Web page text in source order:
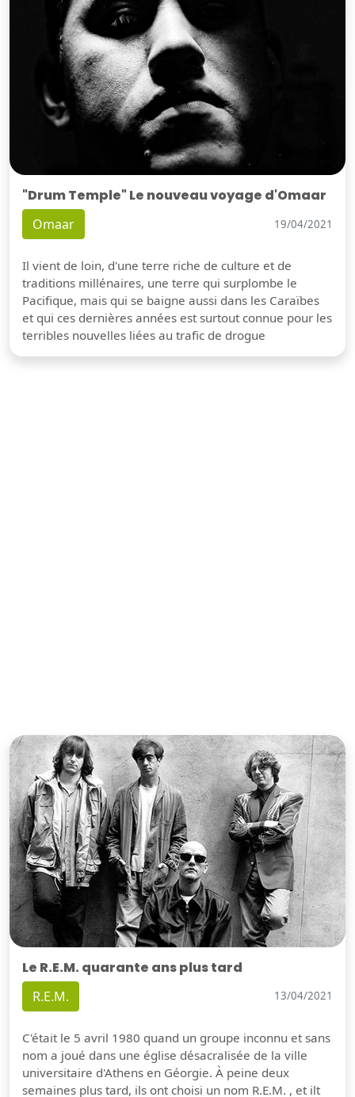
"Drum Temple" Le nouveau voyage d'Omaar
Omaar 19/04/2021
Il vient de loin, d'une terre riche de culture et de
traditions millénaires, une terre qui surplombe le
Pacifique, mais qui se baigne aussi dans les Caraïbes
et qui ces dernières années est surtout connue pour les
terribles nouvelles liées au trafic de drogue
Le R.E.M. quarante ans plus tard
R.E.M. 13/04/2021
C'était le 5 avril 1980 quand un groupe inconnu et sans
nom a joué dans une église désacralisée de la ville
universitaire d'Athens en Géorgie. À peine deux
semaines plus tard, ils ont choisi un nom R.E.M. , et ilt